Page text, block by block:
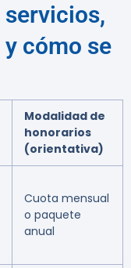
servicios,
cómo se
Modalidad de
honorarios
(orientativa)
Cuota mensual
o paquete
anual